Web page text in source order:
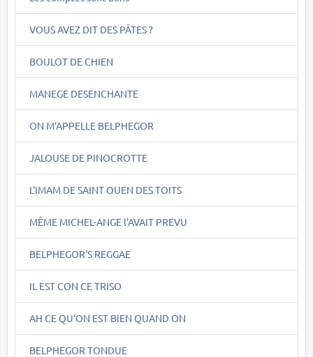
VOUS AVEZ DIT DES PÂTES ?
BOULOT DE CHIEN
MANEGE DESENCHANTE
ON M'APPELLE BELPHEGOR
JALOUSE DE PINOCROTTE
L'IMAM DE SAINT OUEN DES TOITS
MÊME MICHEL-ANGE l'AVAIT PREVU
BELPHEGOR'S REGGAE
IL EST CON CE TRISO
AH CE QU'ON EST BIEN QUAND ON
BELPHEGOR TONDUE